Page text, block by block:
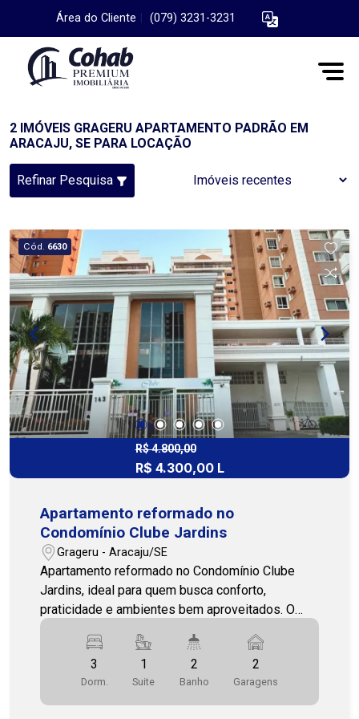
Área do Cliente (079) 3231-3231
2 IMÓVEIS GRAGERU APARTAMENTO PADRÃO EM
ARACAJU, SE PARA LOCAÇÃO
Refinar Pesquisa
Cód. 6630
R$ 4.800,00
R$ 4.300,00 L
Apartamento reformado no
Condomínio Clube Jardins
Grageru - Aracaju/SE
Apartamento reformado no Condomínio Clube
Jardins, ideal para quem busca conforto,
praticidade e ambientes bem aproveitados. O
imóvel conta com sala, varanda, 3 quartos, sendo
1 suíte, todos com armários, suíte com box,
banheiro social com box, cozinha equipada com
armários, forno elétrico e sugar, além de área de
serviço com armário e banheiro de serviço. Uma
3
Dorm.
1
Suite
2
Banho
2
Garagens